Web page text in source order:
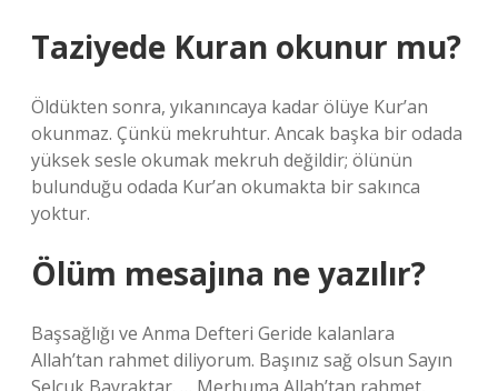
Taziyede Kuran okunur mu?
Öldükten sonra, yıkanıncaya kadar ölüye Kur’an
okunmaz. Çünkü mekruhtur. Ancak başka bir odada
yüksek sesle okumak mekruh değildir; ölünün
bulunduğu odada Kur’an okumakta bir sakınca
yoktur.
Ölüm mesajına ne yazılır?
Başsağlığı ve Anma Defteri Geride kalanlara
Allah’tan rahmet diliyorum. Başınız sağ olsun Sayın